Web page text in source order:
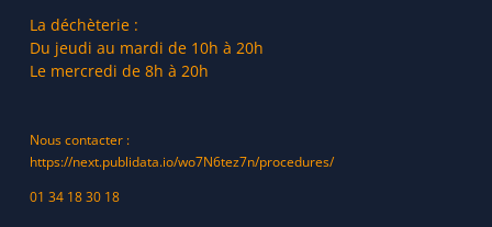
La déchèterie :
Du jeudi au mardi de 10h à 20h
Le mercredi de 8h à 20h
Nous contacter :
https://next.publidata.io/wo7N6tez7n/procedures/
01 34 18 30 18